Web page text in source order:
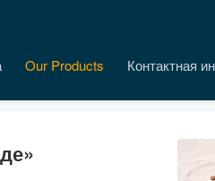
Our Products Контактная